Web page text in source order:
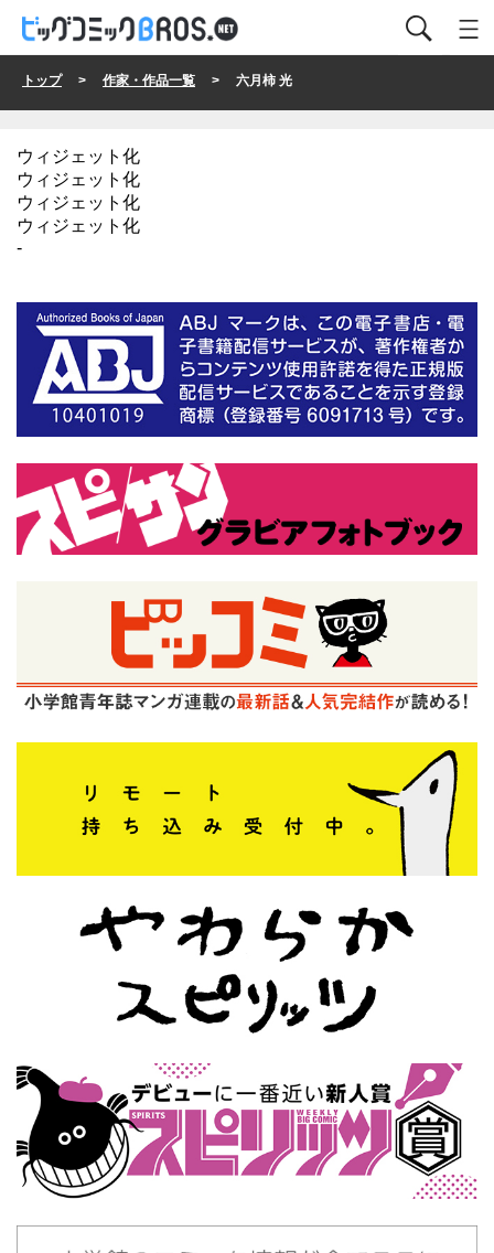
トップ> 作家・作品一覧 > 六月柿 光
ウィジェット化
ウィジェット化
ウィジェット化
ウィジェット化
-